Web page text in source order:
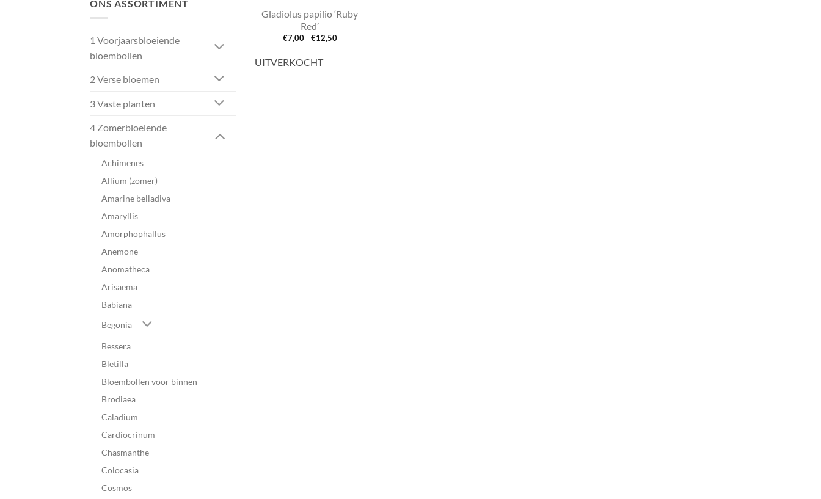
ONS ASSORTIMENT
1 Voorjaarsbloeiende
bloembollen
2 Verse bloemen
3 Vaste planten
4 Zomerbloeiende
bloembollen
Achimenes
Allium (zomer)
Amarine belladiva
Amaryllis
Amorphophallus
Anemone
Anomatheca
Arisaema
Babiana
Begonia
Bessera
Bletilla
Bloembollen voor binnen
Brodiaea
Caladium
Cardiocrinum
Chasmanthe
Colocasia
Cosmos
Gladiolus papilio ‘Ruby
Red’
€7,00 - €12,50Prijsklasse:
UITVERKOCHT